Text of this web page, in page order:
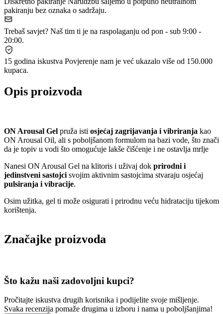
pakiranju bez oznaka o sadržaju.
Trebaš savjet? Naš tim ti je na raspolaganju od pon - sub 9:00 -
20:00.
15 godina iskustva Povjerenje nam je već ukazalo više od 150.000
kupaca.
Opis proizvoda
ON Arousal Gel pruža isti osjećaj zagrijavanja i vibriranja kao
ON Arousal Oil, ali s poboljšanom formulom na bazi vode, što znači
da je topiv u vodi što omogućuje lakše čišćenje i ne ostavlja mrlje
Nanesi ON Arousal Gel na klitoris i uživaj dok prirodni i
jedinstveni sastojci svojim aktivnim sastojcima stvaraju osjećaj
pulsiranja i vibracije.
Osim užitka, gel ti može osigurati i prirodnu veću hidrataciju tijekom
korištenja.
Značajke proizvoda
Što kažu naši zadovoljni kupci?
Pročitajte iskustva drugih korisnika i podijelite svoje mišljenje.
Svaka recenzija pomaže drugima u izboru i nama u poboljšanjima!